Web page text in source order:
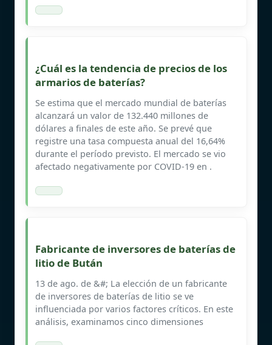
¿Cuál es la tendencia de precios de los
armarios de baterías?
Se estima que el mercado mundial de baterías
alcanzará un valor de 132.440 millones de
dólares a finales de este año. Se prevé que
registre una tasa compuesta anual del 16,64%
durante el período previsto. El mercado se vio
afectado negativamente por COVID-19 en .
Fabricante de inversores de baterías de
litio de Bután
13 de ago. de &#; La elección de un fabricante
de inversores de baterías de litio se ve
influenciada por varios factores críticos. En este
análisis, examinamos cinco dimensiones